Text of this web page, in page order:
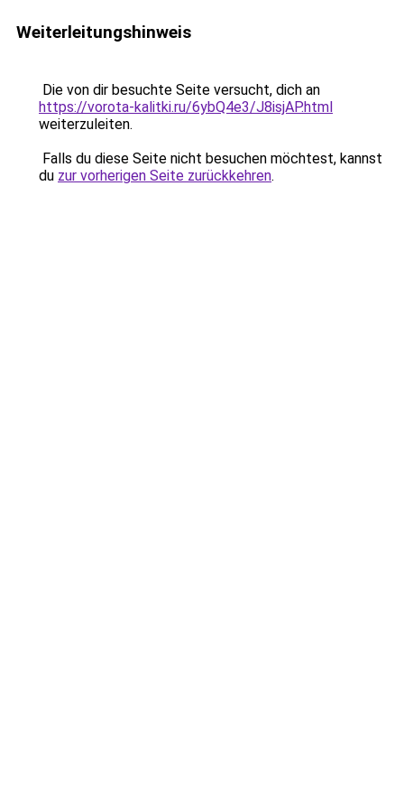
Weiterleitungshinweis
Die von dir besuchte Seite versucht, dich an
https://vorota-kalitki.ru/6ybQ4e3/J8isjAP.html
weiterzuleiten.
Falls du diese Seite nicht besuchen möchtest, kannst
du zur vorherigen Seite zurückkehren.